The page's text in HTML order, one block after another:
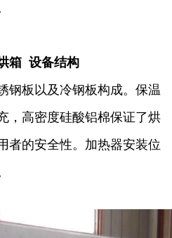
箱 设备结构
钢板以及冷钢板构成。保温
，高密度硅酸铝棉保证了烘
者的安全性。加热器安装位